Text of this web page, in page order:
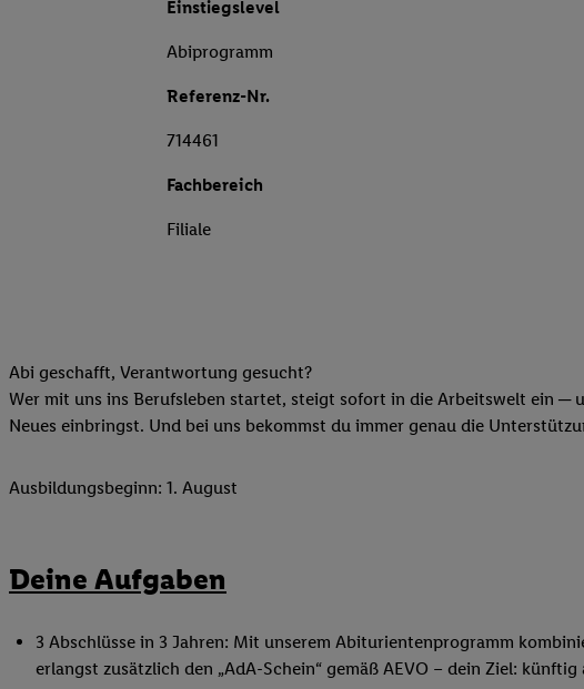
Einstiegslevel
Abiprogramm
Referenz-Nr.
714461
Fachbereich
Filiale
Abi geschafft, Verantwortung gesucht?
Wer mit uns ins Berufsleben startet, steigt sofort in die Arbeitswelt ein ─
Neues einbringst. Und bei uns bekommst du immer genau die
Ausbildungsbeginn: 1. August
Deine Aufgaben
3 Abschlüsse in 3 Jahren: Mit unserem Abiturientenprogramm
erlangst zusätzlich den „AdA-Schein“ gemäß AEVO – dein Ziel: